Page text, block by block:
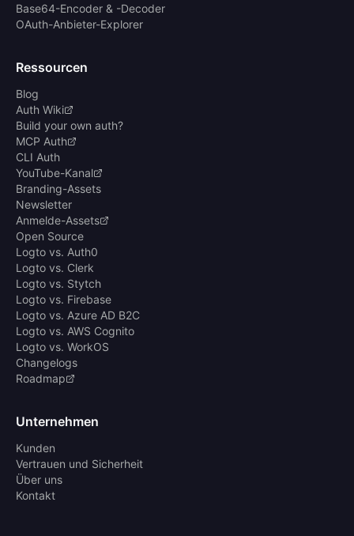
Base64-Encoder & -Decoder
OAuth-Anbieter-Explorer
Ressourcen
Blog
Auth Wiki
Build your own auth?
MCP Auth
CLI Auth
YouTube-Kanal
Branding-Assets
Newsletter
Anmelde-Assets
Open Source
Logto vs. Auth0
Logto vs. Clerk
Logto vs. Stytch
Logto vs. Firebase
Logto vs. Azure AD B2C
Logto vs. AWS Cognito
Logto vs. WorkOS
Changelogs
Roadmap
Unternehmen
Kunden
Vertrauen und Sicherheit
Über uns
Kontakt